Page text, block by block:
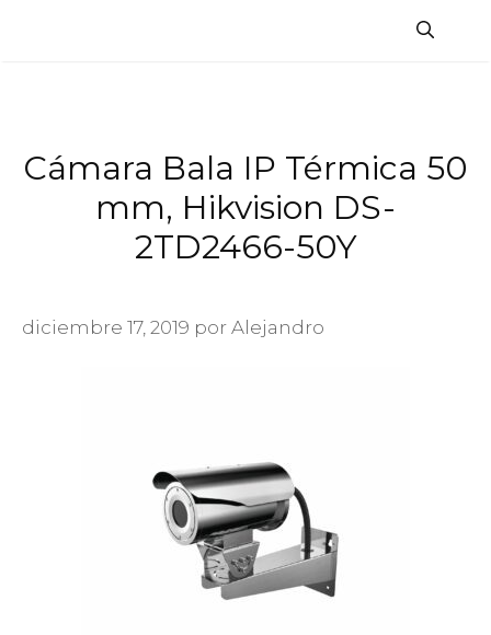
Cámara Bala IP Térmica 50
mm, Hikvision DS-
2TD2466-50Y
diciembre 17, 2019 por Alejandro